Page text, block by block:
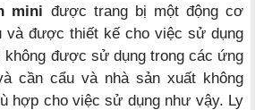
mini được trang bị một động cơ
và được thiết kế cho việc sử dụng
được sử dụng trong các ứng
cần cẩu và nhà sản xuất không
hợp cho việc sử dụng như vậy. Ly